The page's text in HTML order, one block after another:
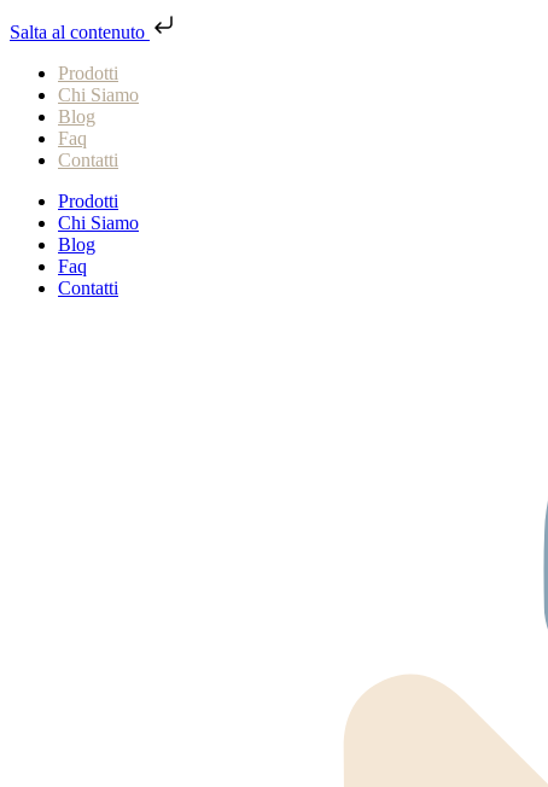
Salta al contenuto
Prodotti
Chi Siamo
Blog
Faq
Contatti
Prodotti
Chi Siamo
Blog
Faq
Contatti